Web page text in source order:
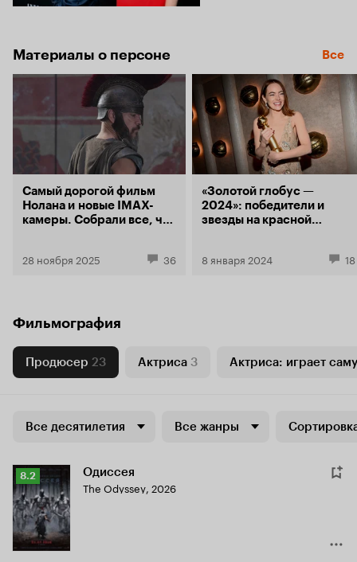
Материалы о персоне Все
Самый дорогой фильм
Нолана и новые IMAX-
камеры. Собрали все, что
28 ноября 2025 36
«Золотой глобус —
2024»: победители и
звезды на красной
8 января 2024 18
Фильмография
Продюсер 23 Актриса 3 Актриса: играет
Все десятилетия Все жанры
Рейтинг
Кинопоиска
8.2
8.2 Одиссея
The Odyssey, 2026